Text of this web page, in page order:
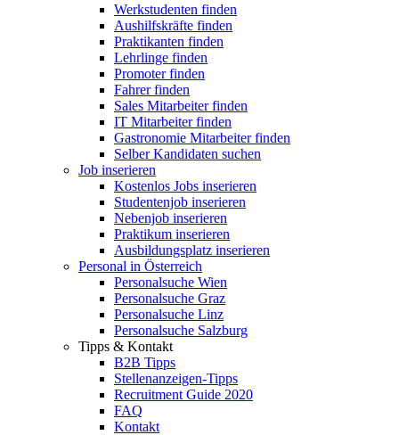
Werkstudenten finden
Aushilfskräfte finden
Praktikanten finden
Lehrlinge finden
Promoter finden
Fahrer finden
Sales Mitarbeiter finden
IT Mitarbeiter finden
Gastronomie Mitarbeiter finden
Selber Kandidaten suchen
Job inserieren
Kostenlos Jobs inserieren
Studentenjob inserieren
Nebenjob inserieren
Praktikum inserieren
Ausbildungsplatz inserieren
Personal in Österreich
Personalsuche Wien
Personalsuche Graz
Personalsuche Linz
Personalsuche Salzburg
Tipps & Kontakt
B2B Tipps
Stellenanzeigen-Tipps
Recruitment Guide 2020
FAQ
Kontakt